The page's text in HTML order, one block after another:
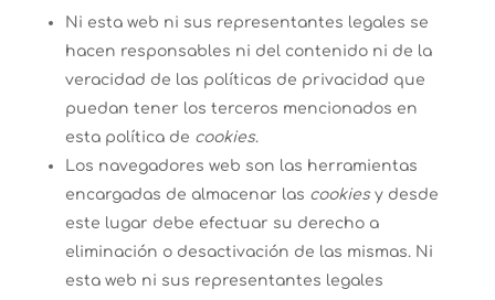
Ni esta web ni sus representantes legales se
hacen responsables ni del contenido ni de la
veracidad de las políticas de privacidad que
puedan tener los terceros mencionados en
esta política de cookies.
Los navegadores web son las herramientas
encargadas de almacenar las cookiesy desde
este lugar debe efectuar su derecho a
eliminación o desactivación de las mismas. Ni
esta web ni sus representantes legales